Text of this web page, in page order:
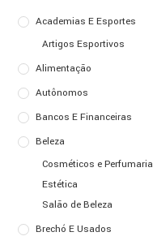
Academias E Esportes
Artigos Esportivos
Alimentação
Autônomos
Bancos E Financeiras
Beleza
Cosméticos e Perfumaria
Estética
Salão de Beleza
Brechó E Usados